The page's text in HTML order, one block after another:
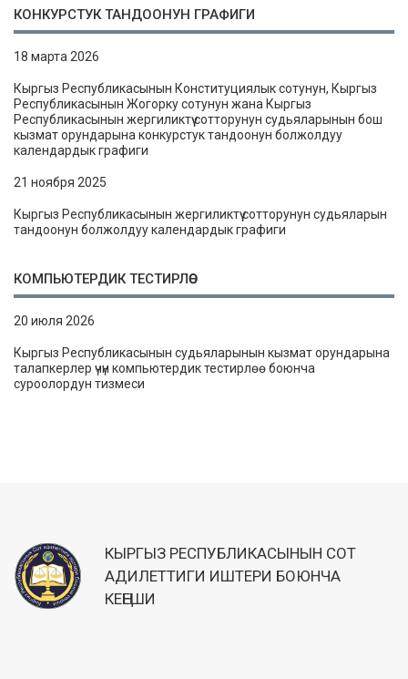
КОНКУРСТУК ТАНДООНУН ГРАФИГИ
18 марта 2026
Кыргыз Республикасынын Конституциялык сотунун, Кыргыз
Республикасынын Жогорку сотунун жана Кыргыз
Республикасынын жергиликтүү сотторунун судьяларынын бош
кызмат орундарына конкурстук тандоонун болжолдуу
календардык графиги
21 ноября 2025
Кыргыз Республикасынын жергиликтүү сотторунун судьяларын
тандоонун болжолдуу календардык графиги
КОМПЬЮТЕРДИК ТЕСТИРЛӨӨ
20 июля 2026
Кыргыз Республикасынын судьяларынын кызмат орундарына
талапкерлер үчүн компьютердик тестирлөө боюнча
суроолордун тизмеси
КЫРГЫЗ РЕСПУБЛИКАСЫНЫН СОТ
АДИЛЕТТИГИ ИШТЕРИ БОЮНЧА
КЕҢЕШИ